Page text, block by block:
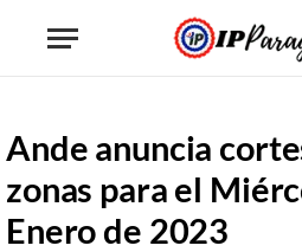
Ande anuncia
zonas para el
Enero de 2023